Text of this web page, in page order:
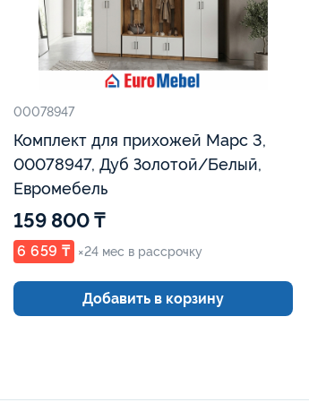
00078947
Комплект для прихожей Марс 3,
00078947, Дуб Золотой/Белый,
Евромебель
159 800 ₸
6 659 ₸ ×24 мес в рассрочку
Добавить в корзину